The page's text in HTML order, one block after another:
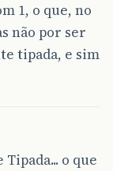
1, o que, no
não por ser
tipada, e sim
o que